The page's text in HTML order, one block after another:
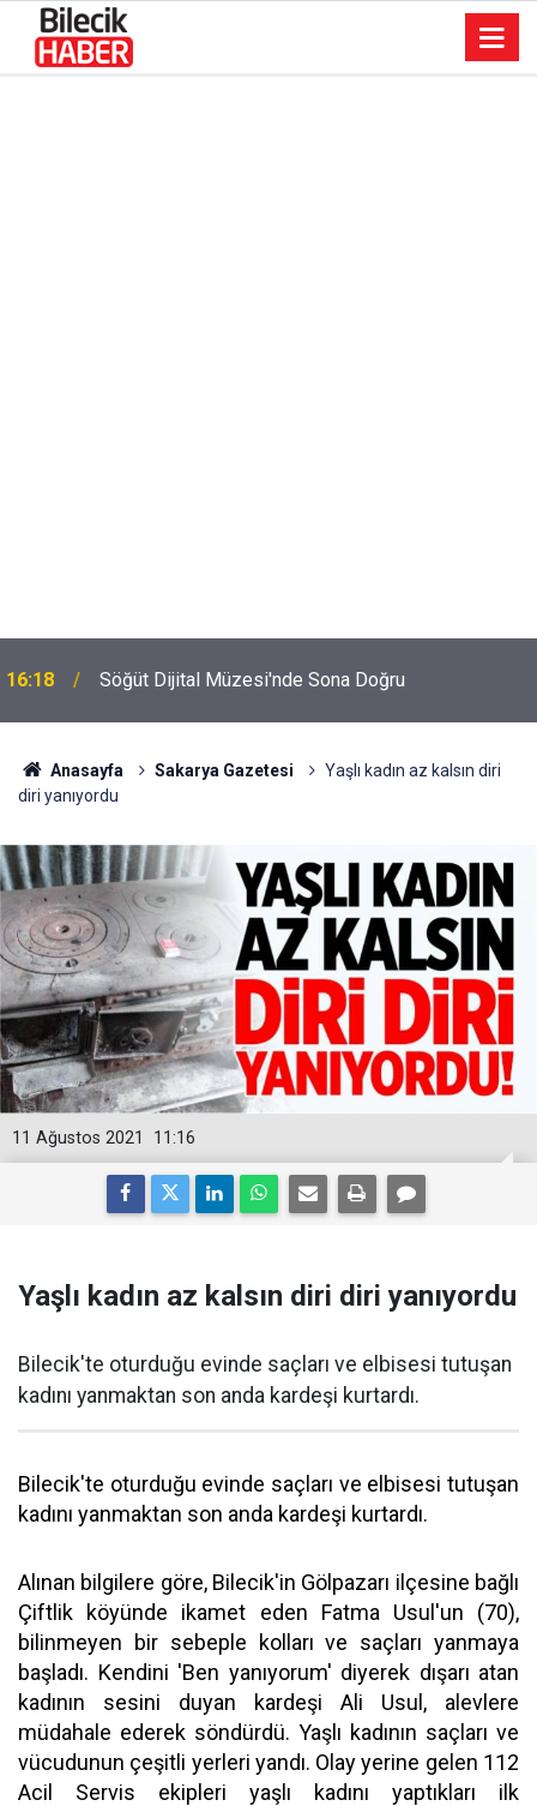
16:18 Söğüt Dijital Müzesi'nde Sona Doğru
Anasayfa Sakarya Gazetesi
Yaşlı kadın az kalsın diri
diri yanıyordu
11:16
11 Ağustos 2021
Yaşlı kadın az kalsın diri diri yanıyordu
Bilecik'te oturduğu evinde saçları ve elbisesi tutuşan
kadını yanmaktan son anda kardeşi kurtardı.
Bilecik'te oturduğu evinde saçları ve elbisesi tutuşan
kadını yanmaktan son anda kardeşi kurtardı.
Alınan bilgilere göre, Bilecik'in Gölpazarı ilçesine bağlı
Çiftlik köyünde ikamet eden Fatma Usul'un (70),
bilinmeyen bir sebeple kolları ve saçları yanmaya
başladı. Kendini 'Ben yanıyorum' diyerek dışarı atan
kadının sesini duyan kardeşi Ali Usul, alevlere
müdahale ederek söndürdü. Yaşlı kadının saçları ve
vücudunun çeşitli yerleri yandı. Olay yerine gelen 112
Acil Servis ekipleri yaşlı kadını yaptıkları ilk